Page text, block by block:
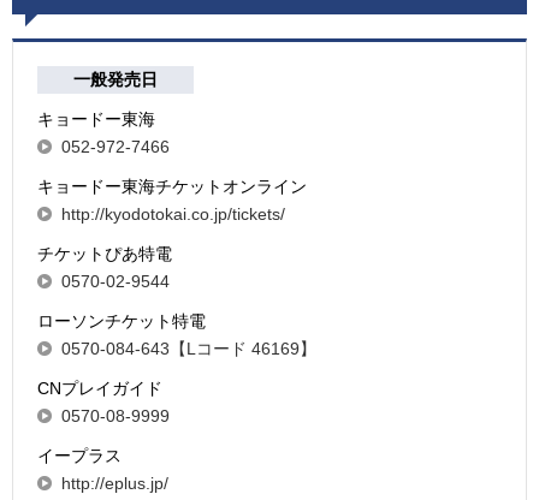
一般発売日
キョードー東海
052-972-7466
キョードー東海チケットオンライン
http://kyodotokai.co.jp/tickets/
チケットぴあ特電
0570-02-9544
ローソンチケット特電
0570-084-643【Lコード 46169】
CNプレイガイド
0570-08-9999
イープラス
http://eplus.jp/